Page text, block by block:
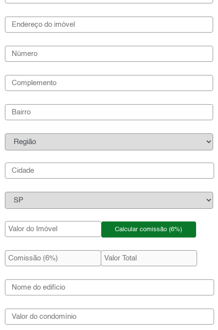
Calcular comissão (6%)